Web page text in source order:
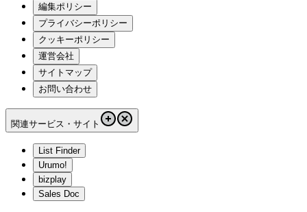
編集ポリシー
プライバシーポリシー
クッキーポリシー
運営会社
サイトマップ
お問い合わせ
関連サービス・サイト
List Finder
Urumo!
bizplay
Sales Doc